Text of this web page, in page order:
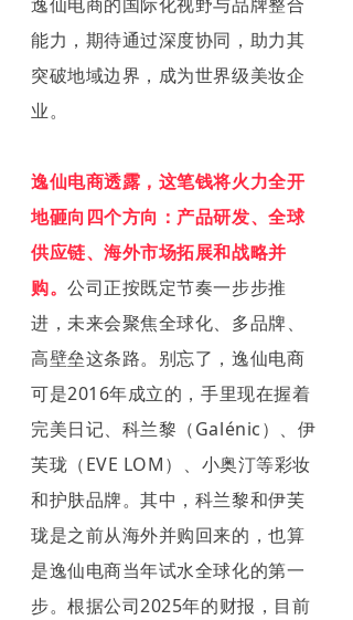
能力，期待通过深度协同，助力其
突破地域边界，成为世界级美妆企
业。
逸仙电商透露，这笔钱将火力全开
地砸向四个方向：产品研发、全球
供应链、海外市场拓展和战略并
购。公司正按既定节奏一步步推
进，未来会聚焦全球化、多品牌、
高壁垒这条路。别忘了，逸仙电商
可是2016年成立的，手里现在握着
完美日记、科兰黎（Galénic）、伊
芙珑（EVE LOM）、小奥汀等彩妆
和护肤品牌。其中，科兰黎和伊芙
珑是之前从海外并购回来的，也算
是逸仙电商当年试水全球化的第一
步。根据公司2025年的财报，目前